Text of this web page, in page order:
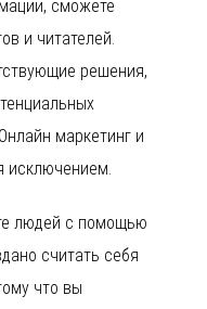
сможете
и читателей.
решения,
маркетинг и
исключением.
людей с помощью
считать себя
что вы